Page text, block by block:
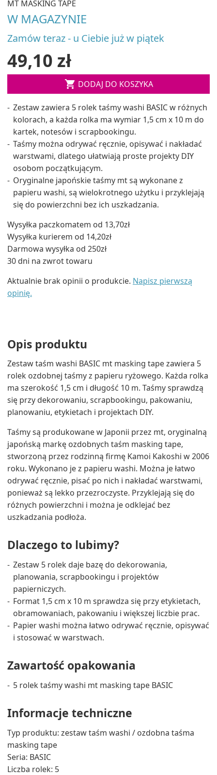
MT MASKING TAPE
W MAGAZYNIE
Zamów teraz - u Ciebie już w piątek
49,10 zł
 DODAJ DO KOSZYKA
Zestaw zawiera 5 rolek taśmy washi BASIC w różnych
kolorach, a każda rolka ma wymiar 1,5 cm x 10 m do
kartek, notesów i scrapbookingu.
Taśmy można odrywać ręcznie, opisywać i nakładać
warstwami, dlatego ułatwiają proste projekty DIY
osobom początkującym.
Oryginalne japońskie taśmy mt są wykonane z
papieru washi, są wielokrotnego użytku i przyklejają
się do powierzchni bez ich uszkadzania.
Wysyłka paczkomatem od 13,70zł
Wysyłka kurierem od 14,20zł
Darmowa wysyłka od 250zł
30 dni na zwrot towaru
Aktualnie brak opinii o produkcie. Napisz pierwszą
opinię.
Opis produktu
Zestaw taśm washi BASIC mt masking tape zawiera 5
rolek ozdobnej taśmy z papieru ryżowego. Każda rolka
ma szerokość 1,5 cm i długość 10 m. Taśmy sprawdzą
się przy dekorowaniu, scrapbookingu, pakowaniu,
planowaniu, etykietach i projektach DIY.
Taśmy są produkowane w Japonii przez mt, oryginalną
japońską markę ozdobnych taśm masking tape,
stworzoną przez rodzinną firmę Kamoi Kakoshi w 2006
roku. Wykonano je z papieru washi. Można je łatwo
odrywać ręcznie, pisać po nich i nakładać warstwami,
ponieważ są lekko przezroczyste. Przyklejają się do
różnych powierzchni i można je odklejać bez
uszkadzania podłoża.
Dlaczego to lubimy?
Zestaw 5 rolek daje bazę do dekorowania,
planowania, scrapbookingu i projektów
papierniczych.
Format 1,5 cm x 10 m sprawdza się przy etykietach,
obramowaniach, pakowaniu i większej liczbie prac.
Papier washi można łatwo odrywać ręcznie, opisywać
i stosować w warstwach.
Zawartość opakowania
5 rolek taśmy washi mt masking tape BASIC
Informacje techniczne
Typ produktu: zestaw taśm washi / ozdobna taśma
masking tape
Seria: BASIC
Liczba rolek: 5